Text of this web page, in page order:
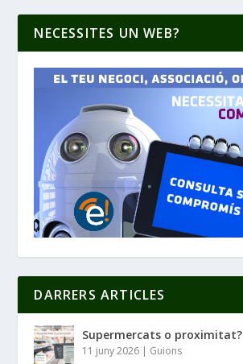
NECESSITES UN WEB?
DARRERS ARTICLES
Supermercats o proximitat?
11 juny 2026 | Guions